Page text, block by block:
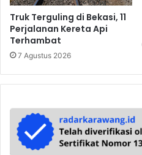
Truk Terguling di Bekasi, 11
Perjalanan Kereta Api
Terhambat
7 Agustus 2026